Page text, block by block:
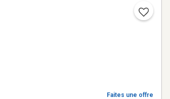
Faites une offre